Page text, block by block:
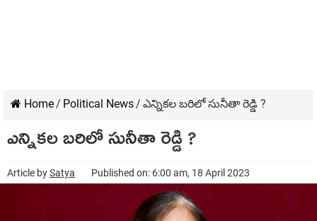
Home/ Political News/ ఎన్నికల బరిలో సునీతా రెడ్డి ?
ఎన్నికల బరిలో సునీతా రెడ్డి ?
Article bySatya Published on: 6:00 am, 18 April 2023